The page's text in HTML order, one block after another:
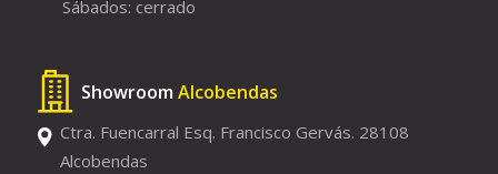
Sábados: cerrado
Showroom Alcobendas
Ctra. Fuencarral Esq. Francisco Gervás. 28108
Alcobendas